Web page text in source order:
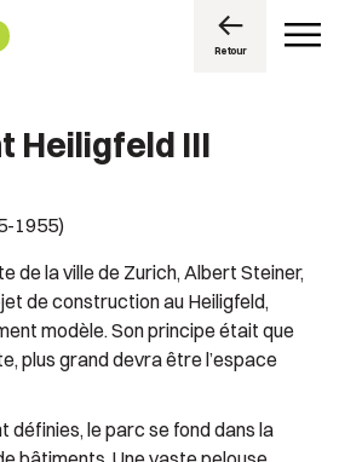
Retour
Heiligfeld III
1955)
de la ville de Zurich, Albert Steiner,
de construction au Heiligfeld,
modèle. Son principe était que
plus grand devra être l’espace
définies, le parc se fond dans la